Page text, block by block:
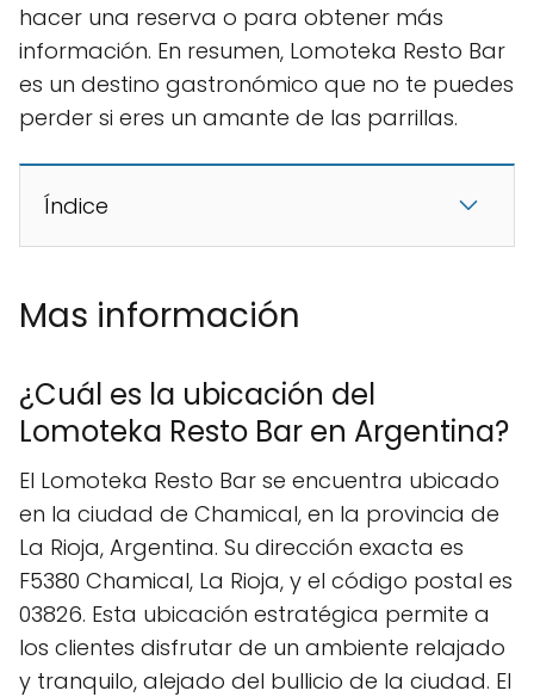
hacer una reserva o para obtener más
información. En resumen, Lomoteka Resto Bar
es un destino gastronómico que no te puedes
perder si eres un amante de las parrillas.
Índice
Mas información
¿Cuál es la ubicación del
Lomoteka Resto Bar en Argentina?
El Lomoteka Resto Bar se encuentra ubicado
en la ciudad de Chamical, en la provincia de
La Rioja, Argentina. Su dirección exacta es
F5380 Chamical, La Rioja, y el código postal es
03826. Esta ubicación estratégica permite a
los clientes disfrutar de un ambiente relajado
y tranquilo, alejado del bullicio de la ciudad. El